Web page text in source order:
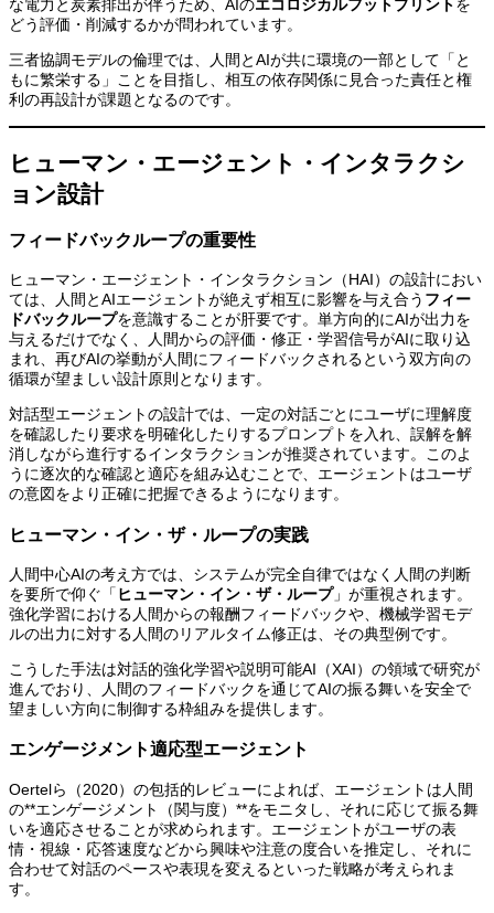
な電力と炭素排出が伴うため、AIのエコロジカルフットプリントを
どう評価・削減するかが問われています。
三者協調モデルの倫理では、人間とAIが共に環境の一部として「と
もに繁栄する」ことを目指し、相互の依存関係に見合った責任と権
利の再設計が課題となるのです。
ヒューマン・エージェント・インタラクシ
ョン設計
フィードバックループの重要性
ヒューマン・エージェント・インタラクション（HAI）の設計におい
ては、人間とAIエージェントが絶えず相互に影響を与え合う フィー
ドバックループを意識することが肝要です。単方向的にAIが出力を
与えるだけでなく、人間からの評価・修正・学習信号がAIに取り込
まれ、再びAIの挙動が人間にフィードバックされるという双方向の
循環が望ましい設計原則となります。
対話型エージェントの設計では、一定の対話ごとにユーザに理解度
を確認したり要求を明確化したりするプロンプトを入れ、誤解を解
消しながら進行するインタラクションが推奨されています。このよ
うに逐次的な確認と適応を組み込むことで、エージェントはユーザ
の意図をより正確に把握できるようになります。
ヒューマン・イン・ザ・ループの実践
人間中心AIの考え方では、システムが完全自律ではなく人間の判断
を要所で仰ぐ「 ヒューマン・イン・ザ・ループ」が重視されます。
強化学習における人間からの報酬フィードバックや、機械学習モデ
ルの出力に対する人間のリアルタイム修正は、その典型例です。
こうした手法は対話的強化学習や説明可能AI（XAI）の領域で研究が
進んでおり、人間のフィードバックを通じてAIの振る舞いを安全で
望ましい方向に制御する枠組みを提供します。
エンゲージメント適応型エージェント
Oertelら（2020）の包括的レビューによれば、エージェントは人間
の**エンゲージメント（関与度）**をモニタし、それに応じて振る舞
いを適応させることが求められます。エージェントがユーザの表
情・視線・応答速度などから興味や注意の度合いを推定し、それに
合わせて対話のペースや表現を変えるといった戦略が考えられま
す。